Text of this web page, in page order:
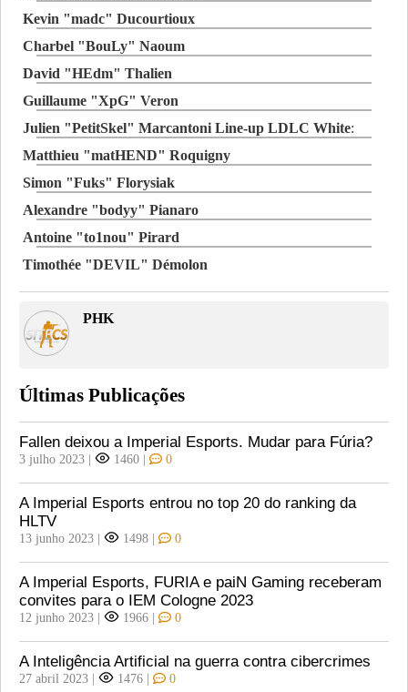
Kevin "madc" Ducourtioux
Charbel "BouLy" Naoum
David "HEdm" Thalien
Guillaume "XpG" Veron
Julien "PetitSkel" Marcantoni Line-up LDLC White:
Matthieu "matHEND" Roquigny
Simon "Fuks" Florysiak
Alexandre "bodyy" Pianaro
Antoine "to1nou" Pirard
Timothée "DEVIL" Démolon
PHK
Últimas Publicações
Fallen deixou a Imperial Esports. Mudar para Fúria?
3 julho 2023 | 1460 | 0
A Imperial Esports entrou no top 20 do ranking da
HLTV
13 junho 2023 | 1498 | 0
A Imperial Esports, FURIA e paiN Gaming receberam
convites para o IEM Cologne 2023
12 junho 2023 | 1966 | 0
A Inteligência Artificial na guerra contra cibercrimes
27 abril 2023 | 1476 | 0